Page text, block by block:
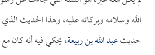
الله وسلامه وبركاته عليه، وهذا الحديث
حديثعبد الله بن ربيعة، يحكي فيه أنه كان